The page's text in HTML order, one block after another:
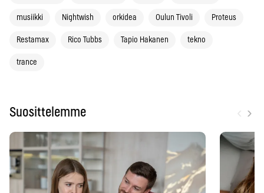
musiikki Nightwish orkidea Oulun Tivoli Proteus
Restamax Rico Tubbs Tapio Hakanen tekno
trance
Suosittelemme ›